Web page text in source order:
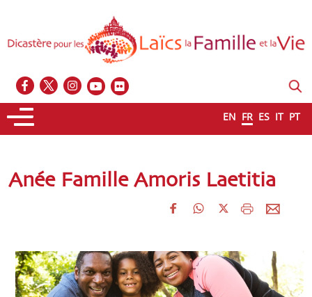
EN FR ES IT PT
Anée Famille Amoris Laetitia